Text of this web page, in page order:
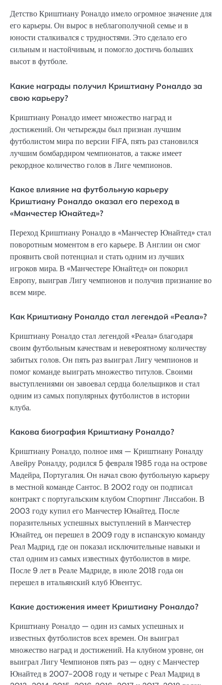
Детство Криштиану Роналдо имело огромное значение для
его карьеры. Он вырос в неблагополучной семье и в
юности сталкивался с трудностями. Это сделало его
сильным и настойчивым, и помогло достичь больших
высот в футболе.
Какие награды получил Криштиану Роналдо за
свою карьеру?
Криштиану Роналдо имеет множество наград и
достижений. Он четырежды был признан лучшим
футболистом мира по версии FIFA, пять раз становился
лучшим бомбардиром чемпионатов, а также имеет
рекордное количество голов в Лиге чемпионов.
Какое влияние на футбольную карьеру
Криштиану Роналдо оказал его переход в
«Манчестер Юнайтед»?
Переход Криштиану Роналдо в «Манчестер Юнайтед» стал
поворотным моментом в его карьере. В Англии он смог
проявить свой потенциал и стать одним из лучших
игроков мира. В «Манчестере Юнайтед» он покорил
Европу, выиграв Лигу чемпионов и получив признание во
всем мире.
Как Криштиану Роналдо стал легендой «Реала»?
Криштиану Роналдо стал легендой «Реала» благодаря
своим футбольным качествам и невероятному количеству
забитых голов. Он пять раз выиграл Лигу чемпионов и
помог команде выиграть множество титулов. Своими
выступлениями он завоевал сердца болельщиков и стал
одним из самых популярных футболистов в истории
клуба.
Какова биография Криштиану Роналдо?
Криштиану Роналдо, полное имя — Криштиану Роналду
Авейру Роналду, родился 5 февраля 1985 года на острове
Мадейра, Португалия. Он начал свою футбольную карьеру
в местной команде Сантос. В 2002 году он подписал
контракт с португальским клубом Спортинг Лиссабон. В
2003 году купил его Манчестер Юнайтед. После
поразительных успешных выступлений в Манчестер
Юнайтед, он перешел в 2009 году в испанскую команду
Реал Мадрид, где он показал исключительные навыки и
стал одним из самых известных футболистов в мире.
После 9 лет в Реале Мадриде, в июле 2018 года он
перешел в итальянский клуб Ювентус.
Какие достижения имеет Криштиану Роналдо?
Криштиану Роналдо — один из самых успешных и
известных футболистов всех времен. Он выиграл
множество наград и достижений. На клубном уровне, он
выиграл Лигу Чемпионов пять раз — одну с Манчестер
Юнайтед в 2007-2008 году и четыре с Реал Мадрид в